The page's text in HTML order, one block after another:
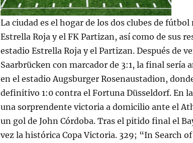
La ciudad es el hogar de los dos clubes de fútbol
Estrella Roja y el FK Partizan, así como de sus
estadio Estrella Roja y el Partizan. Después de
Saarbrücken con marcador de 3:1, la final sería
en el estadio Augsburger Rosenaustadion,
definitivo 1:0 contra el Fortuna Düsseldorf. En
una sorprendente victoria a domicilio ante el
un gol de John Córdoba. Tras el pitido final el
vez la histórica Copa Victoria. 329; “In Search